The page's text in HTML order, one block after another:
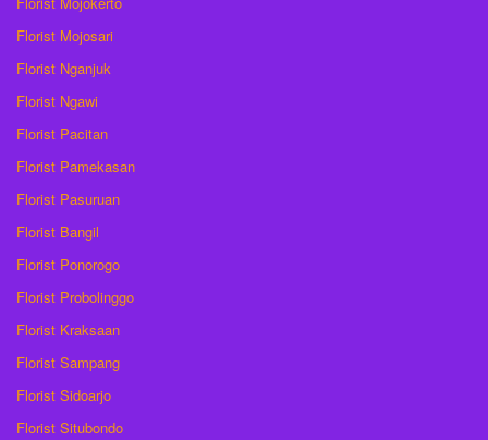
Florist Mojosari
Florist Nganjuk
Florist Ngawi
Florist Pacitan
Florist Pamekasan
Florist Pasuruan
Florist Bangil
Florist Ponorogo
Florist Probolinggo
Florist Kraksaan
Florist Sampang
Florist Sidoarjo
Florist Situbondo